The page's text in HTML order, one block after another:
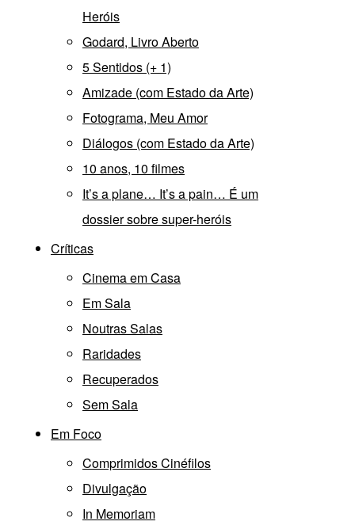
Heróis
Godard, Livro Aberto
5 Sentidos (+ 1)
Amizade (com Estado da Arte)
Fotograma, Meu Amor
Diálogos (com Estado da Arte)
10 anos, 10 filmes
It’s a plane… It’s a pain… É um
dossier sobre super-heróis
Críticas
Cinema em Casa
Em Sala
Noutras Salas
Raridades
Recuperados
Sem Sala
Em Foco
Comprimidos Cinéfilos
Divulgação
In Memoriam